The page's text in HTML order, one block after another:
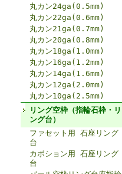
丸カン24ga(0.5mm)
丸カン22ga(0.6mm)
丸カン21ga(0.7mm)
丸カン20ga(0.8mm)
丸カン18ga(1.0mm)
丸カン16ga(1.2mm)
丸カン14ga(1.6mm)
丸カン12ga(2.0mm)
丸カン10ga(2.5mm)
リング空枠（指輪石枠・リ
ング台）
ファセット用 石座リング
台
カボション用 石座リング
台